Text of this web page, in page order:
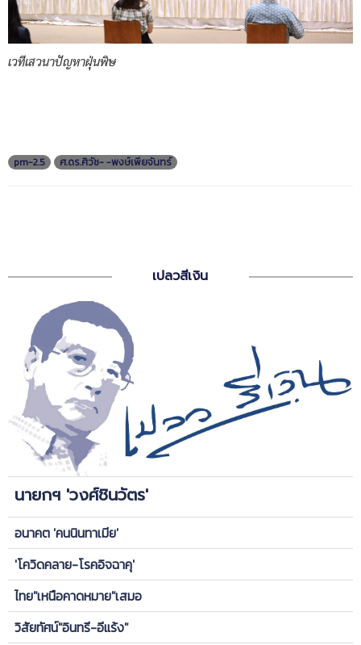
เวทีเสวนาปัญหาฝุ่นพิษ
pm-2.5 ศ.ดร.ศิวัช- -พงษ์เพียจันทร์
เปลวสีเงิน
นายกฯ 'วงศ์ชินวัตร'
อนาคต 'คนนินทาเมีย'
'โควิดคลาย-โรคอิจฉาคุ'
ไทย"เหนือคาดหมาย"เสมอ
วิสัยทัศน์"อินทรี-อีแร้ง"